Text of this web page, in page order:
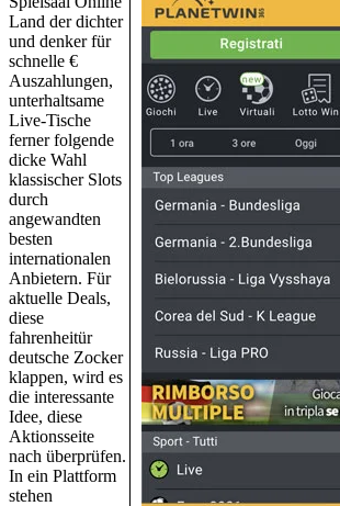
Land der dichter
und denker für
schnelle €
Auszahlungen,
unterhaltsame
Live-Tische
ferner folgende
dicke Wahl
klassischer Slots
durch
angewandten
besten
internationalen
Anbietern. Für
aktuelle Deals,
diese
fahrenheitür
deutsche Zocker
klappen, wird es
die interessante
Idee, diese
Aktionsseite
nach überprüfen.
In ein Plattform
stehen